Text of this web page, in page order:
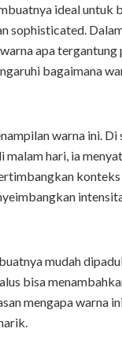
ideal untuk
sophisticated.
apa tergantung
bagaimana
warna ini. Di
hari, ia
mudah
bisa
mengapa warna